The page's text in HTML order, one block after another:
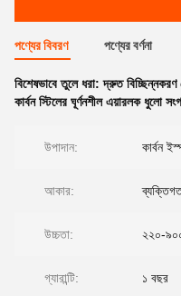
পণ্যের বিবরণ পণ্যের বর্ণনা
বিশেষভাবে তুলে ধরা:দ্রুত
কার্বন স্টিলের ঘূর্ণনশীল এয়ারলক ধুলো
উপাদান: কার্বন
আকার:
উচ্চতা: ২২০-
গ্যারান্টি: ১ বছর